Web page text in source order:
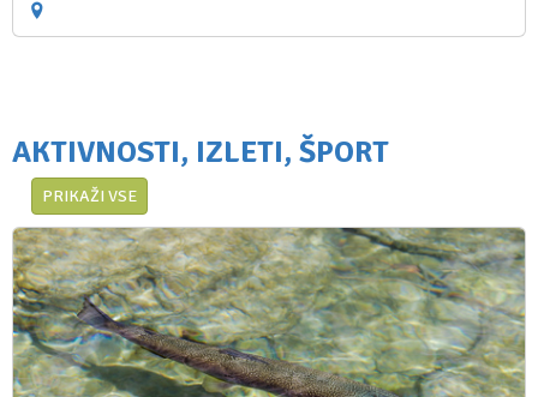
AKTIVNOSTI, IZLETI, ŠPORT
PRIKAŽI VSE